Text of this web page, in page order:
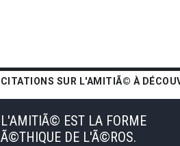
CITATIONS SUR L'AMITIÃ© À
L'AMITIÃ© EST LA FORME
Ã©THIQUE DE L'Ã©ROS.